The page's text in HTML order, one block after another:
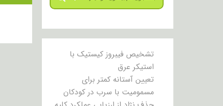
تشخیص فیبروز کیستیک با
استیکر عرق
تعیین آستانه کمتر برای
مسمومیت با سرب در کودکان